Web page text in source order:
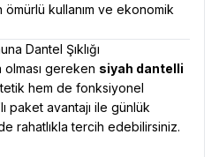
ömürlü kullanım ve ekonomik
Dantel Şıklığı
olması gereken siyah dantelli
hem de fonksiyonel
paket avantajı ile günlük
rahatlıkla tercih edebilirsiniz.